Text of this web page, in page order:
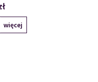
więcej